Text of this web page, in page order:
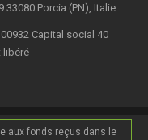
33080 Porcia (PN), Italie
Capital social 40
libéré
aux fonds reçus dans le